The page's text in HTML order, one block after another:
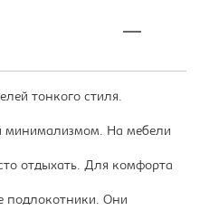
тонкого стиля.
минимализмом. На мебели
отдыхать. Для комфорта
подлокотники. Они